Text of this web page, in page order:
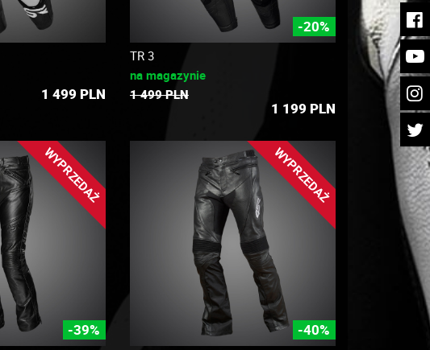
1 499 PLN
-20%
TR 3
na magazynie
1 499 PLN
1 199 PLN
WYPRZEDAŻ
-39%
WYPRZEDAŻ
-40%